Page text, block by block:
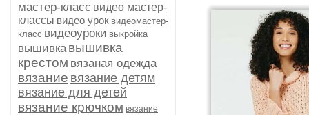
мастер-класс видео мастер-
классы видео урок видеомастер-
класс видеоуроки выкройка
вышивка вышивка
крестом вязаная одежда
вязание вязание детям
вязание для детей
вязание крючком вязание